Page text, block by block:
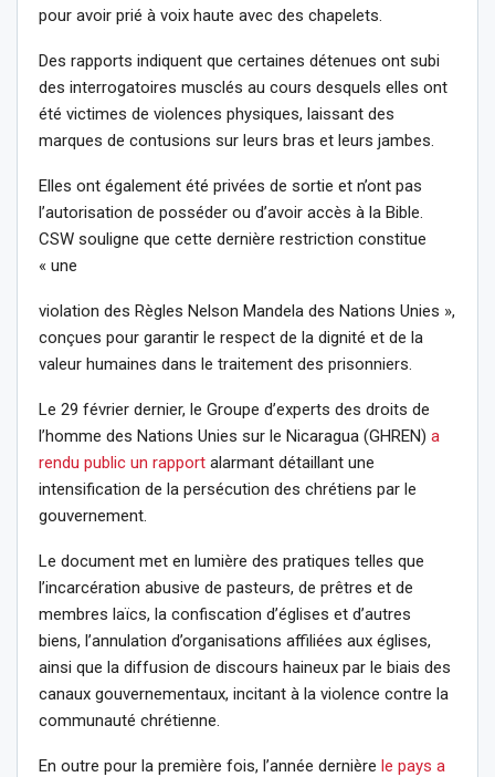
pour avoir prié à voix haute avec des chapelets.
Des rapports indiquent que certaines détenues ont subi
des interrogatoires musclés au cours desquels elles ont
été victimes de violences physiques, laissant des
marques de contusions sur leurs bras et leurs jambes.
Elles ont également été privées de sortie et n’ont pas
l’autorisation de posséder ou d’avoir accès à la Bible.
CSW souligne que cette dernière restriction constitue
« une
violation des Règles Nelson Mandela des Nations Unies »,
conçues pour garantir le respect de la dignité et de la
valeur humaines dans le traitement des prisonniers.
Le 29 février dernier, le Groupe d’experts des droits de
l’homme des Nations Unies sur le Nicaragua (GHREN) a
rendu public un rapport alarmant détaillant une
intensification de la persécution des chrétiens par le
gouvernement.
Le document met en lumière des pratiques telles que
l’incarcération abusive de pasteurs, de prêtres et de
membres laïcs, la confiscation d’églises et d’autres
biens, l’annulation d’organisations affiliées aux églises,
ainsi que la diffusion de discours haineux par le biais des
canaux gouvernementaux, incitant à la violence contre la
communauté chrétienne.
En outre pour la première fois, l’année dernière le pays a